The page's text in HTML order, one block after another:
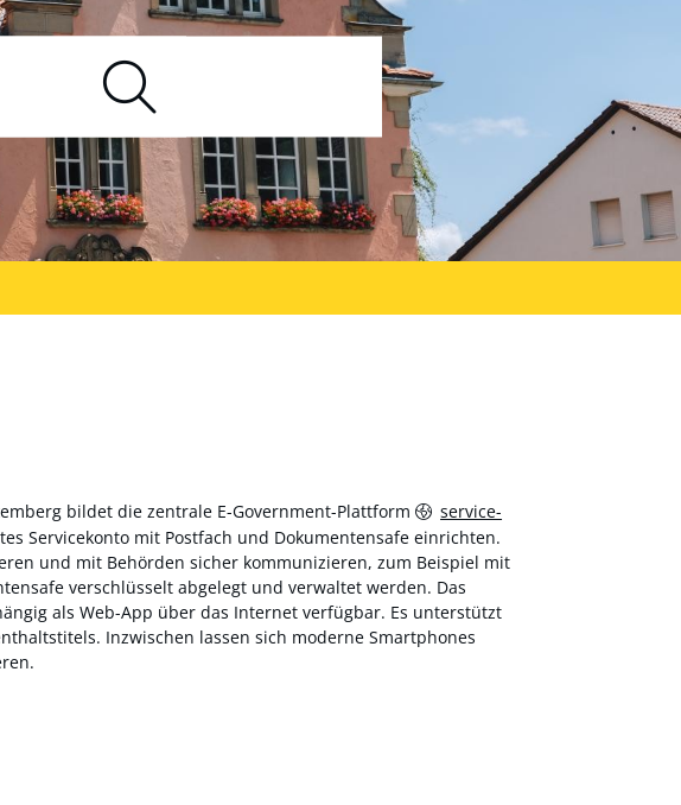
bildet die zentrale E-Government-Plattform
service-
Servicekonto mit Postfach und Dokumentensafe einrichten.
und mit Behörden sicher kommunizieren, zum Beispiel mit
verschlüsselt abgelegt und verwaltet werden. Das
als Web-App über das Internet verfügbar. Es unterstützt
Inzwischen lassen sich moderne Smartphones